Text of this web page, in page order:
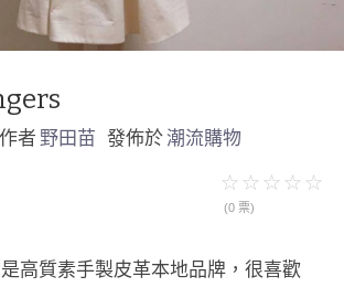
作者 野田苗 發佈於潮流購物
(0 票)
高質素手製皮革本地品牌，很喜歡